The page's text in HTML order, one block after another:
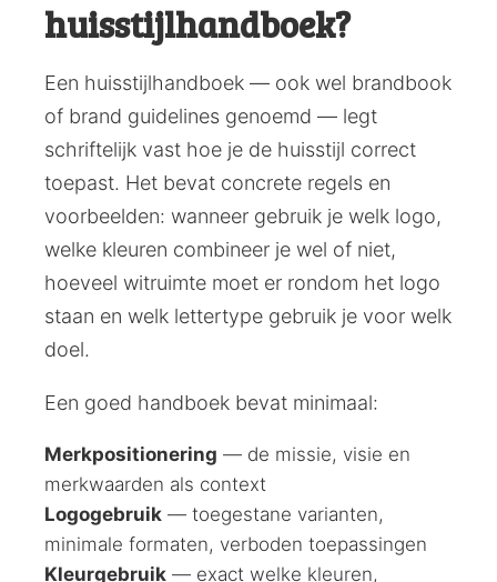
huisstijlhandboek?
Een huisstijlhandboek — ook wel brandbook
of brand guidelines genoemd — legt
schriftelijk vast hoe je de huisstijl correct
toepast. Het bevat concrete regels en
voorbeelden: wanneer gebruik je welk logo,
welke kleuren combineer je wel of niet,
hoeveel witruimte moet er rondom het logo
staan en welk lettertype gebruik je voor welk
doel.
Een goed handboek bevat minimaal:
Merkpositionering — de missie, visie en
merkwaarden als context
Logogebruik — toegestane varianten,
minimale formaten, verboden toepassingen
Kleurgebruik — exact welke kleuren,